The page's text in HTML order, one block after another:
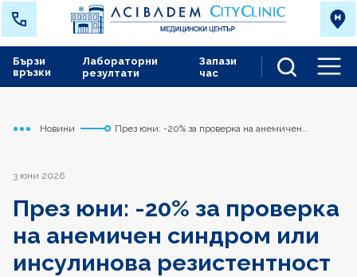
Лабораторни
резултати
Запази
час
Бързи
връзки
Начало
Варна
Новини
През юни: -20% за проверка на анемичен
3 юни 2026
През юни: -20% за проверка
на анемичен синдром или
инсулинова резистентност